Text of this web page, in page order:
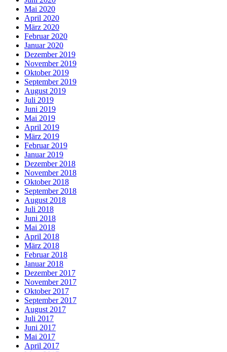
Mai 2020
April 2020
März 2020
Februar 2020
Januar 2020
Dezember 2019
November 2019
Oktober 2019
September 2019
August 2019
Juli 2019
Juni 2019
Mai 2019
April 2019
März 2019
Februar 2019
Januar 2019
Dezember 2018
November 2018
Oktober 2018
September 2018
August 2018
Juli 2018
Juni 2018
Mai 2018
April 2018
März 2018
Februar 2018
Januar 2018
Dezember 2017
November 2017
Oktober 2017
September 2017
August 2017
Juli 2017
Juni 2017
Mai 2017
April 2017